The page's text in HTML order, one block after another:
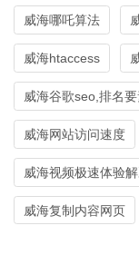
威海哪吒算法
威海htaccess
威海谷歌seo,排名
威海网站访问速度
威海视频极速体验
威海复制内容网页